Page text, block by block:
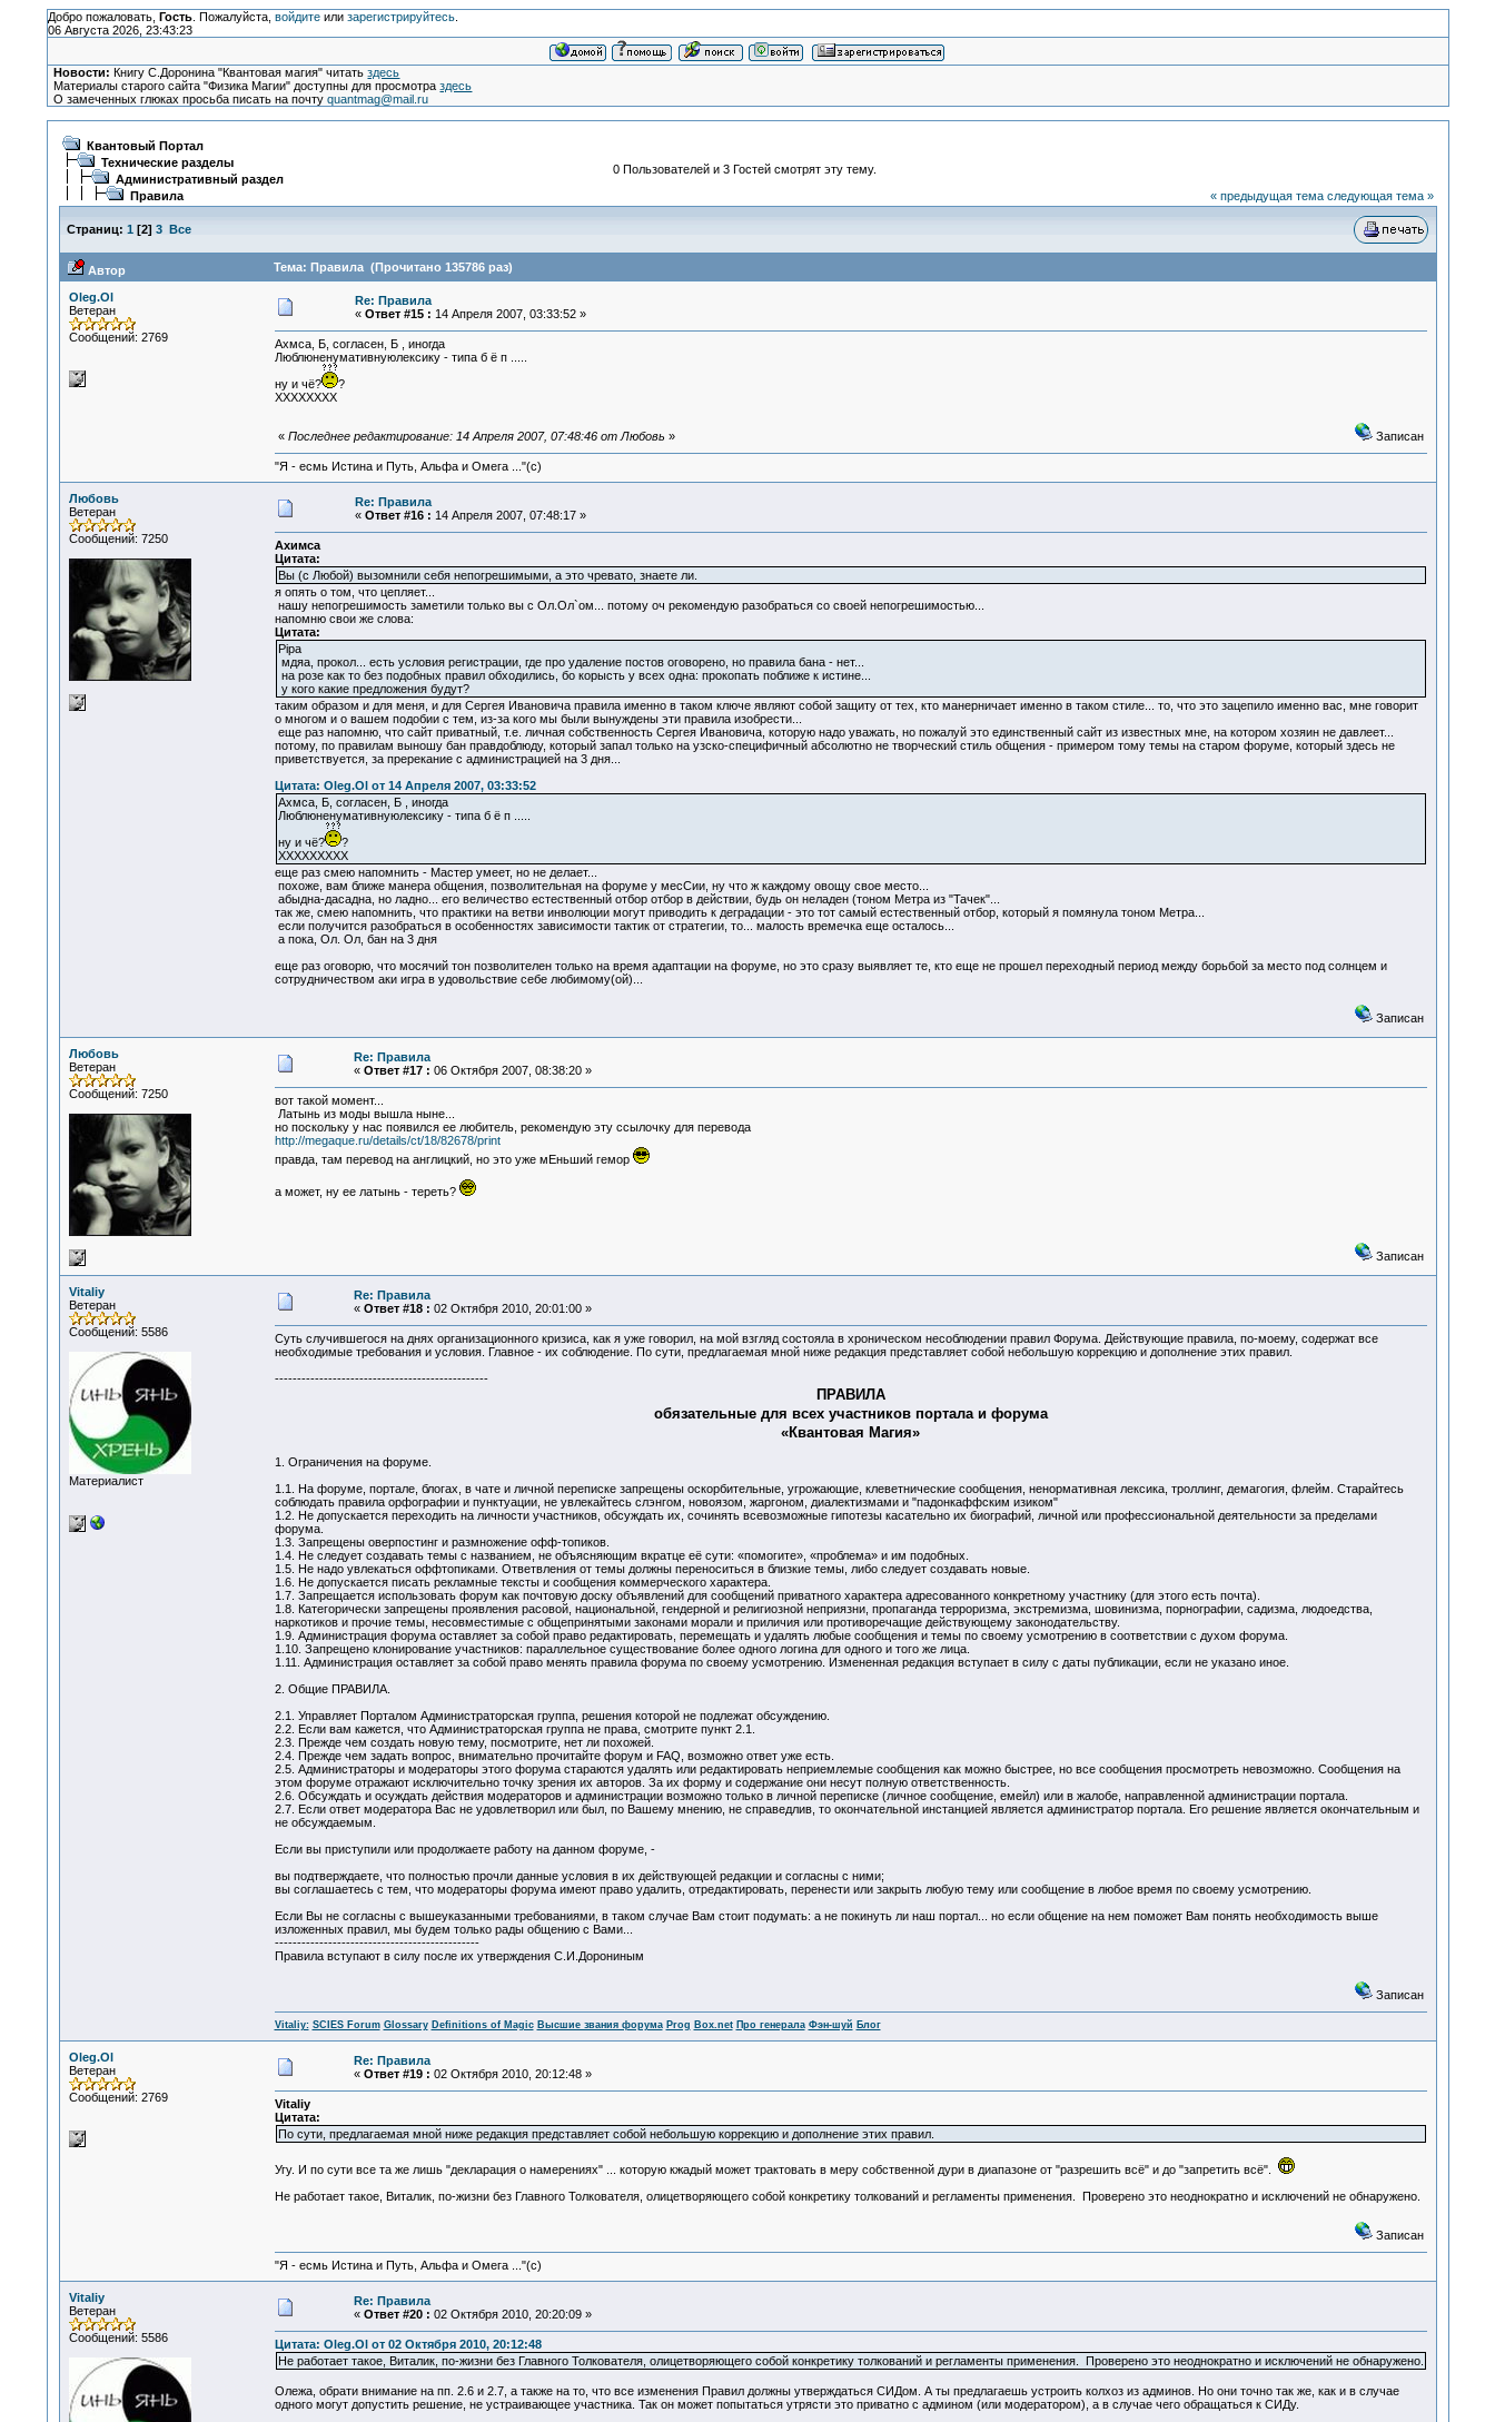
Добро пожаловать, Гость. Пожалуйста, войдитеили зарегистрируйтесь.
06 Августа 2026, 23:43:23
Новости: Книгу С.Доронина "Квантовая магия" читатьздесь
Материалы старого сайта "Физика Магии" доступны для просмотраздесь
О замеченных глюках просьба писать на почтуquantmag@mail.ru
Квантовый Портал
Технические разделы
Административный раздел
Правила
0 Пользователей и 3 Гостей смотрят эту тему.
« предыдущая тема следующая тема »
Страниц: 1 [2] 3 Все
Автор Тема: Правила (Прочитано 135786 раз)
Oleg.Ol
Ветеран
Сообщений: 2769
Re: Правила
« Ответ #15 : 14 Апреля 2007, 03:33:52 »
Ахмса, Б, согласен, Б , иногда
Люблюненумативнуюлексику - типа б ё п .....
ну и чё?
?
ХХХХХХХХ
« Последнее редактирование: 14 Апреля 2007, 07:48:46 от Любовь » Записан
"Я - есмь Истина и Путь, Альфа и Омега ..."(с)
Любовь
Ветеран
Сообщений: 7250
Re: Правила
« Ответ #16 : 14 Апреля 2007, 07:48:17 »
Ахимса
Цитата:
Вы (с Любой) вызомнили себя непогрешимыми, а это чревато, знаете ли.
я опять о том, что цепляет...
нашу непогрешимость заметили только вы с Ол.Ол`ом... потому оч рекомендую разобраться со своей непогрешимостью...
напомню свои же слова:
Цитата:
Pipa
мдяа, прокол... есть условия регистрации, где про удаление постов оговорено, но правила бана - нет...
на розе как то без подобных правил обходились, бо корысть у всех одна: прокопать поближе к истине...
у кого какие предложения будут?
таким образом и для меня, и для Сергея Ивановича правила именно в таком ключе являют собой защиту от тех, кто манерничает именно в таком стиле... то, что это зацепило именно вас, мне говорит
о многом и о вашем подобии с тем, из-за кого мы были вынуждены эти правила изобрести...
еще раз напомню, что сайт приватный, т.е. личная собственность Сергея Ивановича, которую надо уважать, но пожалуй это единственный сайт из известных мне, на котором хозяин не давлеет...
потому, по правилам выношу бан правдоблюду, который запал только на узско-специфичный абсолютно не творческий стиль общения - примером тому темы на старом форуме, который здесь не
приветствуется, за пререкание с администрацией на 3 дня...
Цитата: Oleg.Ol от 14 Апреля 2007, 03:33:52
Ахмса, Б, согласен, Б , иногда
Люблюненумативнуюлексику - типа б ё п .....
ну и чё?
?
ХХХХХХХХХ
еще раз смею напомнить - Мастер умеет, но не делает...
похоже, вам ближе манера общения, позволительная на форуме у месСии, ну что ж каждому овощу свое место...
абыдна-дасадна, но ладно... его величество естественный отбор отбор в действии, будь он неладен (тоном Метра из "Тачек"...
так же, смею напомнить, что практики на ветви инволюции могут приводить к деградации - это тот самый естественный отбор, который я помянула тоном Метра...
если получится разобраться в особенностях зависимости тактик от стратегии, то... малость времечка еще осталось...
а пока, Ол. Ол, бан на 3 дня
еще раз оговорю, что мосячий тон позволителен только на время адаптации на форуме, но это сразу выявляет те, кто еще не прошел переходный период между борьбой за место под солнцем и
сотрудничеством аки игра в удовольствие себе любимому(ой)...
Записан
Любовь
Ветеран
Сообщений: 7250
Re: Правила
« Ответ #17 : 06 Октября 2007, 08:38:20 »
вот такой момент...
Латынь из моды вышла ныне...
но поскольку у нас появился ее любитель, рекомендую эту ссылочку для перевода
http://megaque.ru/details/ct/18/82678/print
правда, там перевод на англицкий, но это уже мЕньший гемор
а может, ну ее латынь - тереть?
Записан
Vitaliy
Ветеран
Сообщений: 5586
Материалист
Re: Правила
« Ответ #18 : 02 Октября 2010, 20:01:00 »
Суть случившегося на днях организационного кризиса, как я уже говорил, на мой взгляд состояла в хроническом несоблюдении правил Форума. Действующие правила, по-моему, содержат все
необходимые требования и условия. Главное - их соблюдение. По сути, предлагаемая мной ниже редакция представляет собой небольшую коррекцию и дополнение этих правил.
------------------------------------------------
ПРАВИЛА
обязательные для всех участников портала и форума
«Квантовая Магия»
1. Ограничения на форуме.
1.1. На форуме, портале, блогах, в чате и личной переписке запрещены оскорбительные, угрожающие, клеветнические сообщения, ненормативная лексика, троллинг, демагогия, флейм. Старайтесь
соблюдать правила орфографии и пунктуации, не увлекайтесь слэнгом, новоязом, жаргоном, диалектизмами и "падонкаффским изиком"
1.2. Не допускается переходить на личности участников, обсуждать их, сочинять всевозможные гипотезы касательно их биографий, личной или профессиональной деятельности за пределами
форума.
1.3. Запрещены оверпостинг и размножение офф-топиков.
1.4. Не следует создавать темы с названием, не объясняющим вкратце её сути: «помогите», «проблема» и им подобных.
1.5. Не надо увлекаться оффтопиками. Ответвления от темы должны переноситься в близкие темы, либо следует создавать новые.
1.6. Не допускается писать рекламные тексты и сообщения коммерческого характера.
1.7. Запрещается использовать форум как почтовую доску объявлений для сообщений приватного характера адресованного конкретному участнику (для этого есть почта).
1.8. Категорически запрещены проявления расовой, национальной, гендерной и религиозной неприязни, пропаганда терроризма, экстремизма, шовинизма, порнографии, садизма, людоедства,
наркотиков и прочие темы, несовместимые с общепринятыми законами морали и приличия или противоречащие действующему законодательству.
1.9. Администрация форума оставляет за собой право редактировать, перемещать и удалять любые сообщения и темы по своему усмотрению в соответствии с духом форума.
1.10. Запрещено клонирование участников: параллельное существование более одного логина для одного и того же лица.
1.11. Администрация оставляет за собой право менять правила форума по своему усмотрению. Измененная редакция вступает в силу с даты публикации, если не указано иное.
2. Общие ПРАВИЛА.
2.1. Управляет Порталом Администраторская группа, решения которой не подлежат обсуждению.
2.2. Если вам кажется, что Администраторская группа не права, смотрите пункт 2.1.
2.3. Прежде чем создать новую тему, посмотрите, нет ли похожей.
2.4. Прежде чем задать вопрос, внимательно прочитайте форум и FAQ, возможно ответ уже есть.
2.5. Администраторы и модераторы этого форума стараются удалять или редактировать неприемлемые сообщения как можно быстрее, но все сообщения просмотреть невозможно. Сообщения на
этом форуме отражают исключительно точку зрения их авторов. За их форму и содержание они несут полную ответственность.
2.6. Обсуждать и осуждать действия модераторов и администрации возможно только в личной переписке (личное сообщение, емейл) или в жалобе, направленной администрации портала.
2.7. Если ответ модератора Вас не удовлетворил или был, по Вашему мнению, не справедлив, то окончательной инстанцией является администратор портала. Его решение является окончательным и
не обсуждаемым.
Если вы приступили или продолжаете работу на данном форуме, -
вы подтверждаете, что полностью прочли данные условия в их действующей редакции и согласны с ними;
вы соглашаетесь с тем, что модераторы форума имеют право удалить, отредактировать, перенести или закрыть любую тему или сообщение в любое время по своему усмотрению.
Если Вы не согласны с вышеуказанными требованиями, в таком случае Вам стоит подумать: а не покинуть ли наш портал... но если общение на нем поможет Вам понять необходимость выше
изложенных правил, мы будем только рады общению с Вами...
----------------------------------------------
Правила вступают в силу после их утверждения С.И.Дорониным
Записан
Vitaliy: SCIES Forum Glossary Definitions of Magic Высшие звания форума Prog Box.net Про генерала Фэн-шуй Блог
Oleg.Ol
Ветеран
Сообщений: 2769
Re: Правила
« Ответ #19 : 02 Октября 2010, 20:12:48 »
Vitaliy
Цитата:
По сути, предлагаемая мной ниже редакция представляет собой небольшую коррекцию и дополнение этих правил.
Угу. И по сути все та же лишь "декларация о намерениях" ... которую кжадый может трактовать в меру собственной дури в диапазоне от "разрешить всё" и до "запретить всё".
Не работает такое, Виталик, по-жизни без Главного Толкователя, олицетворяющего собой конкретику толкований и регламенты применения. Проверено это неоднократно и исключений не обнаружено.
Записан
"Я - есмь Истина и Путь, Альфа и Омега ..."(с)
Vitaliy
Ветеран
Сообщений: 5586
Re: Правила
« Ответ #20 : 02 Октября 2010, 20:20:09 »
Цитата: Oleg.Ol от 02 Октября 2010, 20:12:48
Не работает такое, Виталик, по-жизни без Главного Толкователя, олицетворяющего собой конкретику толкований и регламенты применения. Проверено это неоднократно и исключений не обнаружено.
Олежа, обрати внимание на пп. 2.6 и 2.7, а также на то, что все изменения Правил должны утверждаться СИДом. А ты предлагаешь устроить колхоз из админов. Но они точно так же, как и в случае
одного могут допустить решение, не устраивающее участника. Так он может попытаться утрясти это приватно с админом (или модератором), а в случае чего обращаться к СИДу.